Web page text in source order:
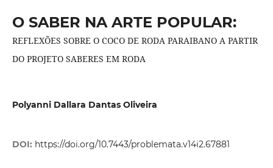
O SABER NA ARTE POPULAR:
REFLEXÕES SOBRE O COCO DE RODA PARAIBANO A PARTIR
DO PROJETO SABERES EM RODA
Polyanni Dallara Dantas Oliveira
DOI: https://doi.org/10.7443/problemata.v14i2.67881